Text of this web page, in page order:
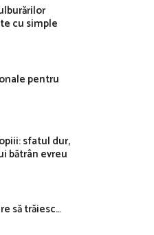
cu simple
pentru
sfatul dur,
bătrân evreu
să trăiesc…